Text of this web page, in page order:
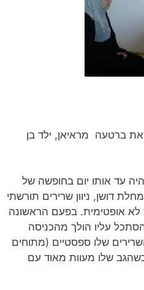
ברטעה מראיאן, ילד בן
עד אותו יום בחופשה של
דושן, ניוון שרירים תורשתי
אופטימית. בפעם הראשונה
עליו הולך מהכניסה
שלו ספסטיים (מתוחים
שלו מעוות מאוד עם